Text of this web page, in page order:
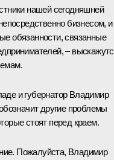
нашей сегодняшней
бизнесом, и
обязанности, связанные
–
и губернатор Владимир
другие проблемы
стоят перед краем.
Пожалуйста, Владимир